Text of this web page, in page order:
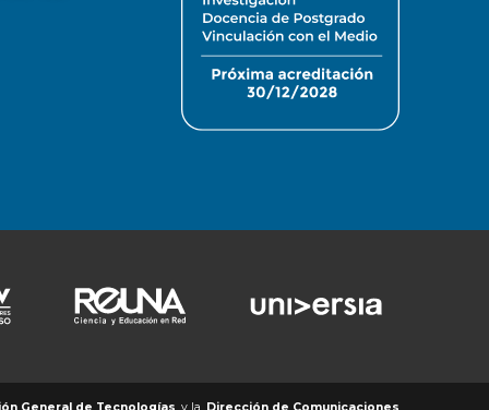
General de Tecnologías y la Dirección de Comunicaciones